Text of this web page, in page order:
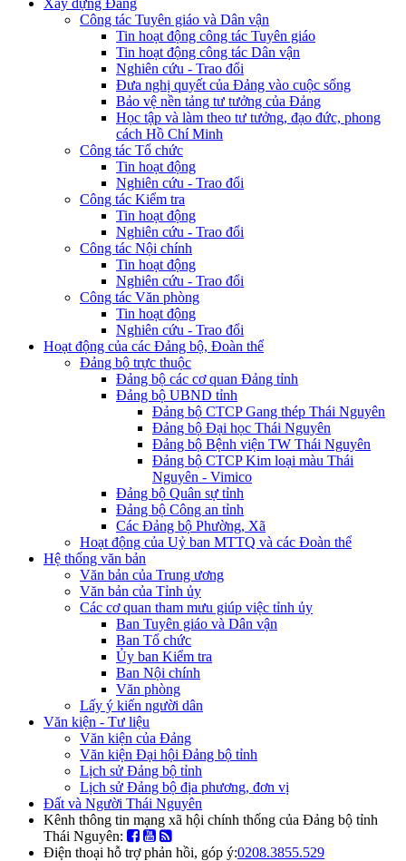
Công tác Tuyên giáo và Dân vận
Tin hoạt động công tác Tuyên giáo
Tin hoạt động công tác Dân vận
Nghiên cứu - Trao đổi
Đưa nghị quyết của Đảng vào cuộc sống
Bảo vệ nền tảng tư tưởng của Đảng
Học tập và làm theo tư tưởng, đạo đức, phong
cách Hồ Chí Minh
Công tác Tổ chức
Tin hoạt động
Nghiên cứu - Trao đổi
Công tác Kiểm tra
Tin hoạt động
Nghiên cứu - Trao đổi
Công tác Nội chính
Tin hoạt động
Nghiên cứu - Trao đổi
Công tác Văn phòng
Tin hoạt động
Nghiên cứu - Trao đổi
Hoạt động của các Đảng bộ, Đoàn thể
Đảng bộ trực thuộc
Đảng bộ các cơ quan Đảng tỉnh
Đảng bộ UBND tỉnh
Đảng bộ CTCP Gang thép Thái Nguyên
Đảng bộ Đại học Thái Nguyên
Đảng bộ Bệnh viện TW Thái Nguyên
Đảng bộ CTCP Kim loại màu Thái
Nguyên - Vimico
Đảng bộ Quân sự tỉnh
Đảng bộ Công an tỉnh
Các Đảng bộ Phường, Xã
Hoạt động của Uỷ ban MTTQ và các Đoàn thể
Hệ thống văn bản
Văn bản của Trung ương
Văn bản của Tỉnh ủy
Các cơ quan tham mưu giúp việc tỉnh ủy
Ban Tuyên giáo và Dân vận
Ban Tổ chức
Ủy ban Kiểm tra
Ban Nội chính
Văn phòng
Lấy ý kiến người dân
Văn kiện - Tư liệu
Văn kiện của Đảng
Văn kiện Đại hội Đảng bộ tỉnh
Lịch sử Đảng bộ tỉnh
Lịch sử Đảng bộ địa phương, đơn vị
Đất và Người Thái Nguyên
Kênh thông tin mạng xã hội chính thống của Đảng bộ tỉnh
Thái Nguyên:
Điện thoại hỗ trợ phản hồi, góp ý:0208.3855.529